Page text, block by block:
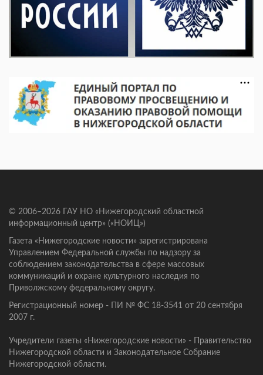
© 2006–2026 ГАУ НО «Нижегородский областной
информационный центр» («НОИЦ»)
Газета «Нижегородские новости» зарегистрирована
Управлением Федеральной службы по надзору за
соблюдением законодательства в сфере массовых
коммуникаций и охране культурного наследия по
Приволжскому федеральному округу.
Регистрационный номер - ПИ № ФС 18-3541 от 20 сентября
2007 г.
Учредители газеты «Нижегородские новости» - Правительство
Нижегородской области и Законодательное Собрание
Нижегородской области.